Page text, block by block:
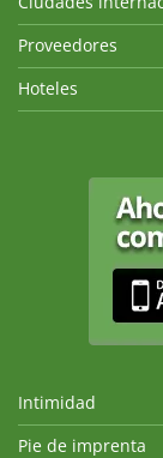
Proveedores
Hoteles
Intimidad
Pie de imprenta